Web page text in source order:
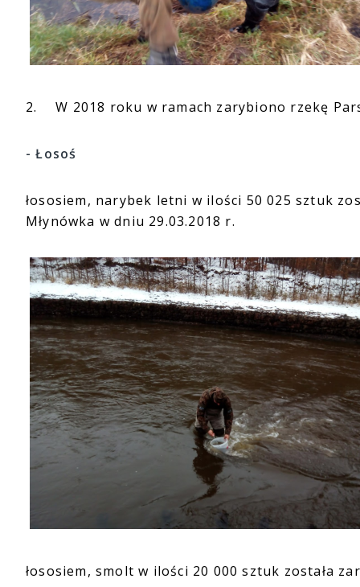
2. W 2018 roku w ramach zarybiono rzekę
- Łosoś
łososiem, narybek letni w ilości 50 025 sztuk
Młynówka w dniu 29.03.2018 r.
łososiem, smolt w ilości 20 000 sztuk została